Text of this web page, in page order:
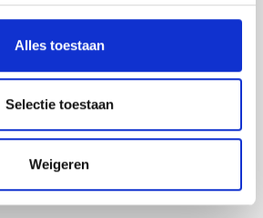
Alles toestaan
Selectie toestaan
Weigeren